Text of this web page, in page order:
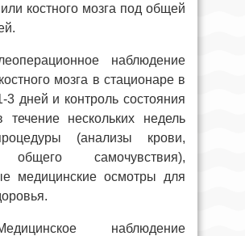
костного мозга под общей
наблюдение
мозга в стационаре в
3 дней и контроль состояния
течение нескольких недель
(анализы крови,
общего самочувствия),
медицинские осмотры для
наблюдение